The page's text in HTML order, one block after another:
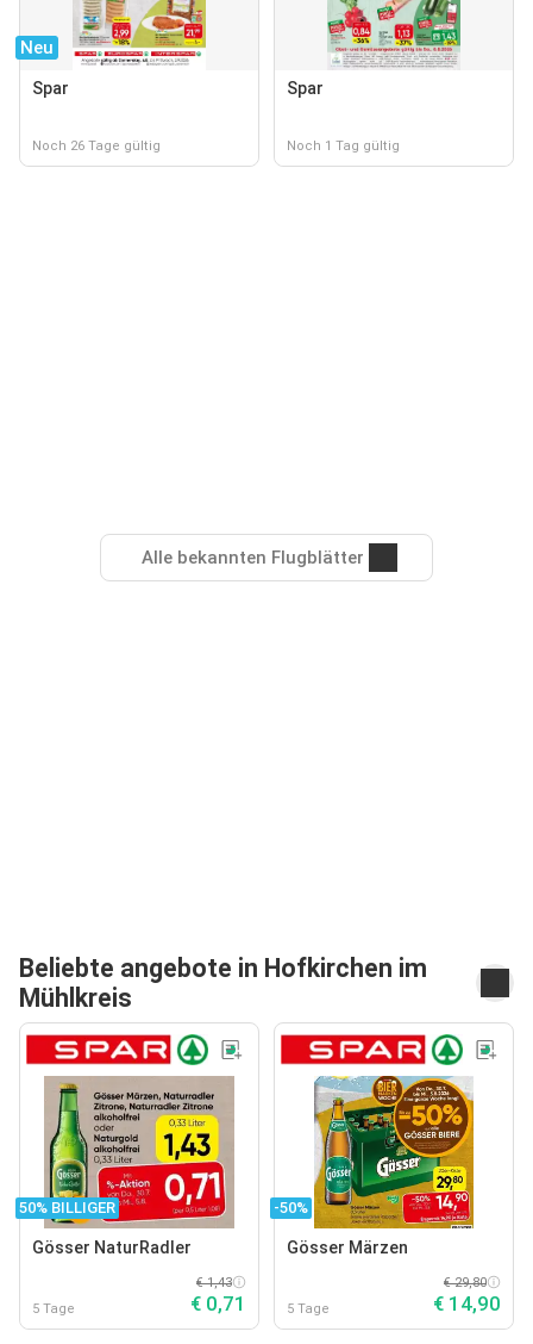
Neu
Spar
Noch 26 Tage gültig
Spar
Noch 1 Tag gültig
Alle bekannten Flugblätter
Beliebte angebote in Hofkirchen im
Mühlkreis
50% BILLIGER
Gösser NaturRadler
5 Tage
€ 1,43
€ 0,71
-50%
Gösser Märzen
5 Tage
€ 29,80
€ 14,90